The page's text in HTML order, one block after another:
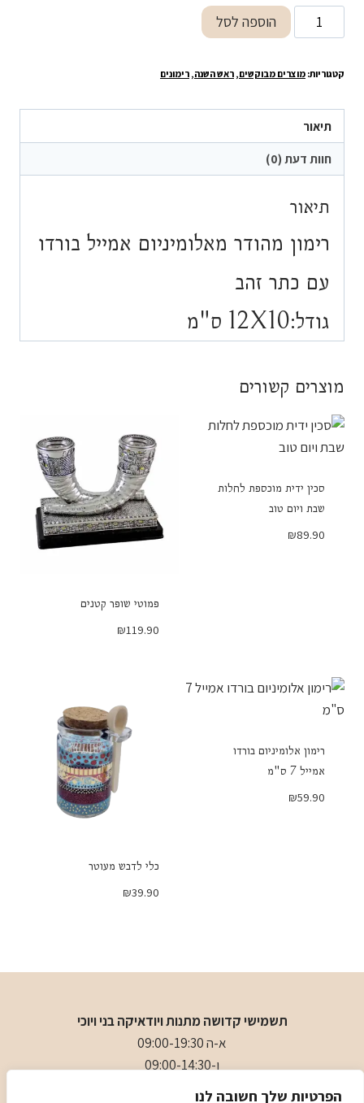
הפרטיות שלך חשובה לנו
כמות
של
מהודר
אמייל
בורדו
עם
זהב
הוספה לסל
קטגוריות: מוצרים מבוקשים, ראש השנה, רימונים
תיאור
חוות דעת (0)
תיאור
רימון מהודר מאלומיניום אמייל בורדו
עם כתר זהב
גודל:12X10 ס"מ
מוצרים קשורים
סכין ידית מוכספת לחלות
שבת ויום טוב
₪89.90
פמוטי שופר קטנים
₪119.90
רימון אלומיניום בורדו
אמייל 7 ס"מ
₪59.90
כלי לדבש מעוטר
₪39.90
תשמישי קדושה מתנות ויודאיקה בני ויוכי
א-ה 09:00-19:30
ו-09:00-14:30
- 0509501282